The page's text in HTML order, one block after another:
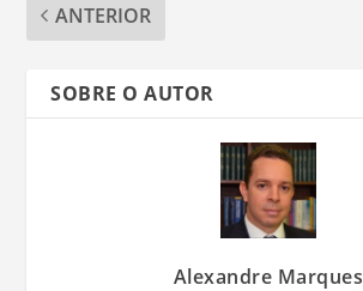
ANTERIOR
SOBRE O AUTOR
Alexandre Marques